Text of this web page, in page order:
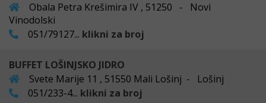
Obala Petra Krešimira IV , 51250 - Novi
Vinodolski
051/79127... klikni za broj
BUFFET LOŠINJSKO JIDRO
Svete Marije 11 , 51550 Mali Lošinj - Lošinj
051/233-4... klikni za broj